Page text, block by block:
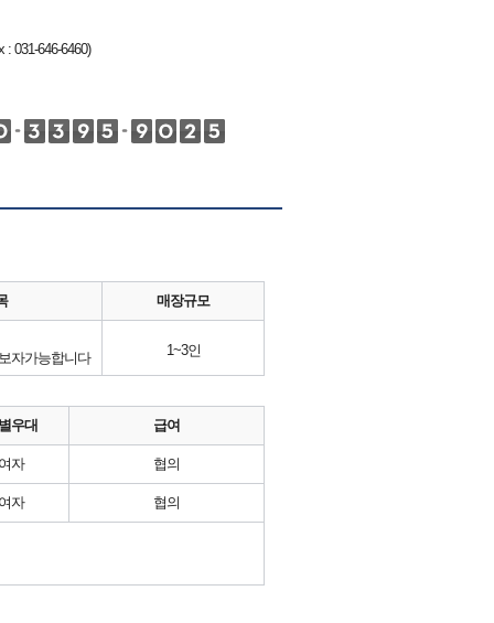
: 031-646-6460)
매장규모
자가능합니다 1~3인
우대 급여
자 협의
자 협의